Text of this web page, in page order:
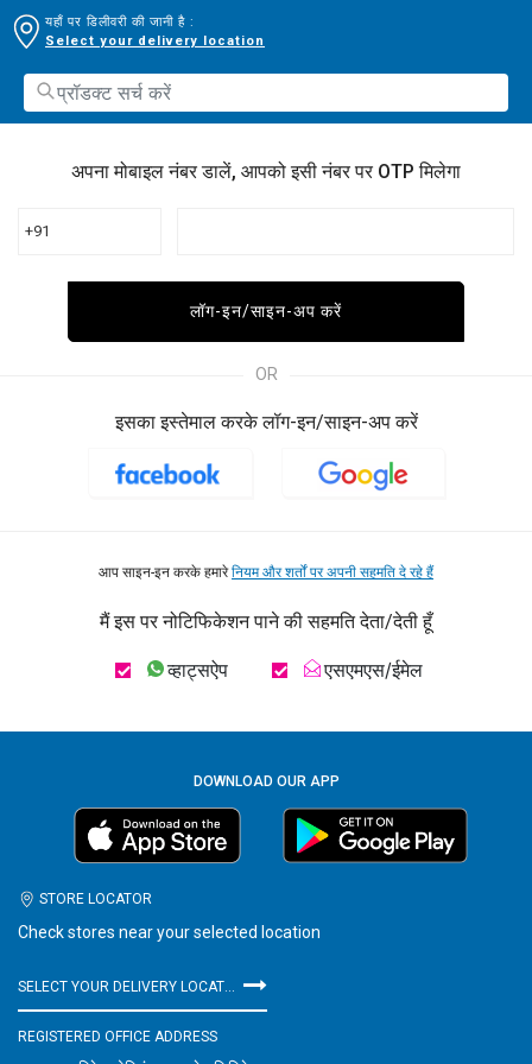
यहाँ पर डिलीवरी की जानी है :
Select your delivery location
अपना मोबाइल नंबर डालें, आपको इसी नंबर पर OTP मिलेगा
+91
लॉग-इन/साइन-अप करें
OR
इसका इस्तेमाल करके लॉग-इन/साइन-अप करें
आप साइन-इन करके हमारेनियम और शर्तों पर अपनी सहमति दे रहे हैं
मैं इस पर नोटिफिकेशन पाने की सहमति देता/देती हूँ
व्हाट्सऐप एसएमएस/ईमेल
DOWNLOAD OUR APP
STORE LOCATOR
Check stores near your selected location
SELECT YOUR DELIVERY LOCATION
REGISTERED OFFICE ADDRESS